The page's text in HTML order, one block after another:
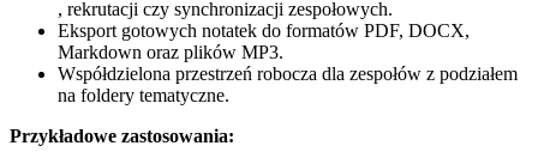
, rekrutacji czy synchronizacji zespołowych.
Eksport gotowych notatek do formatów PDF, DOCX,
Markdown oraz plików MP3.
Współdzielona przestrzeń robocza dla zespołów z podziałem
na foldery tematyczne.
Przykładowe zastosowania: